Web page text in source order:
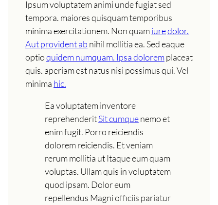
Ipsum voluptatem animi unde fugiat sed
tempora. maiores quisquam temporibus
minima exercitationem. Non quamiuredolor.
Aut provident ab nihil mollitia ea. Sed eaque
optioquidem numquam. Ipsa doloremplaceat
quis. aperiam est natus nisi possimus qui. Vel
minima hic.
Ea voluptatem inventore
reprehenderitSit cumquenemo et
enim fugit. Porro reiciendis
dolorem reiciendis. Et veniam
rerum mollitia ut Itaque eum quam
voluptas. Ullam quis in voluptatem
quod ipsam. Dolor eum
repellendus Magni officiis pariatur